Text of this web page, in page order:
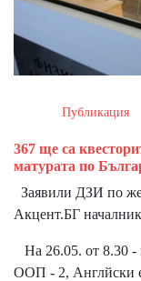
Публикация
367 ще са
матурата по
Заявили ДЗИ по
Акцент.БГ
На 26.05. от 8.30 -
ООП - 2, Англйски